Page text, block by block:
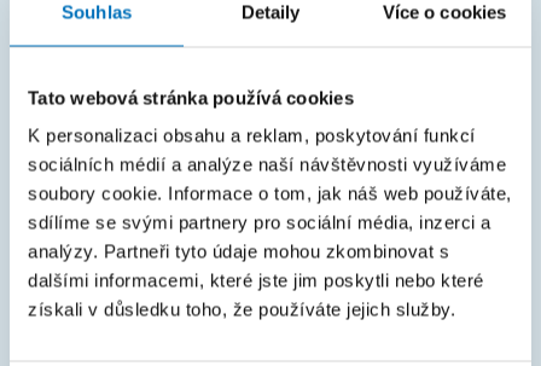
Souhlas Detaily Více o cookies
Tato webová stránka používá cookies
K personalizaci obsahu a reklam, poskytování funkcí
sociálních médií a analýze naší návštěvnosti využíváme
soubory cookie. Informace o tom, jak náš web používáte,
sdílíme se svými partnery pro sociální média, inzerci a
analýzy. Partneři tyto údaje mohou zkombinovat s
dalšími informacemi, které jste jim poskytli nebo které
získali v důsledku toho, že používáte jejich služby.
Harmonogram akademického roku
Průvodce studiem
Rozcestník systémů
KOS
Courses
Intranet